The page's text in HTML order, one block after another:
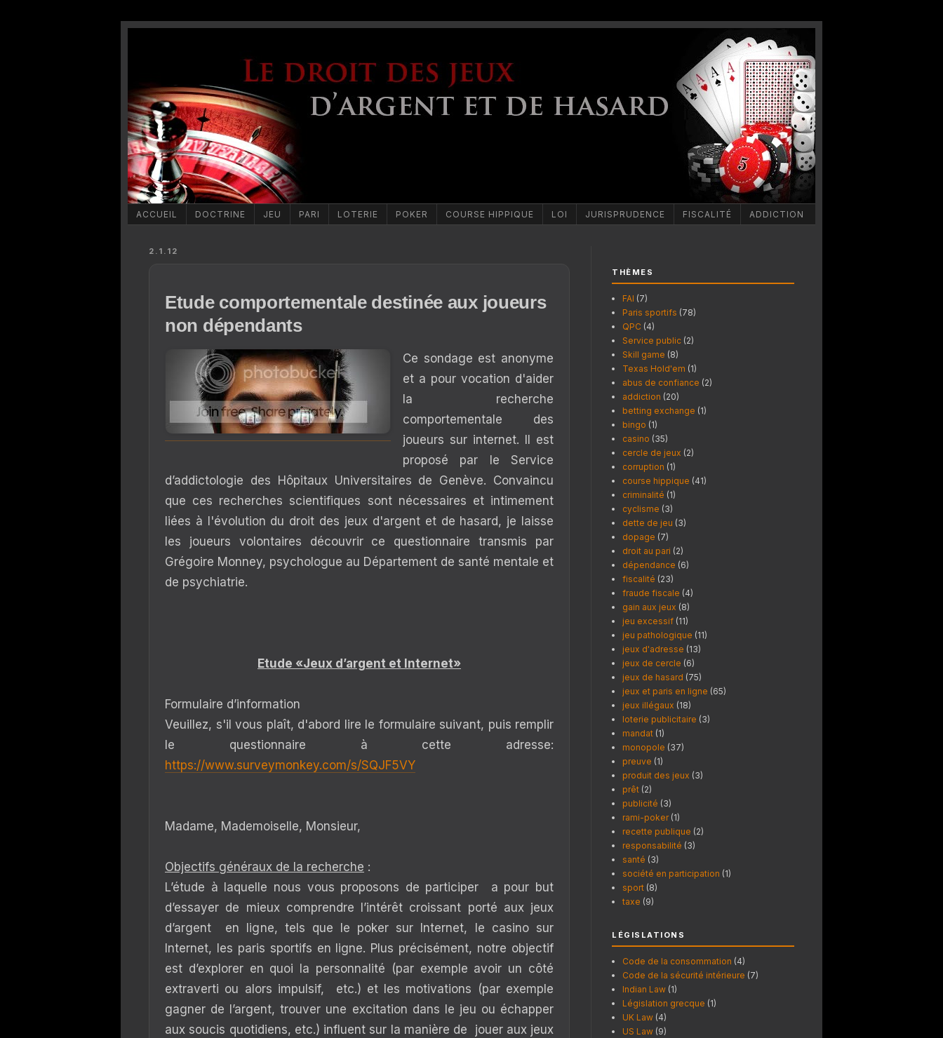
ACCUEIL DOCTRINE JEU PARI LOTERIE POKER COURSE HIPPIQUE LOI JURISPRUDENCE FISCALITÉ ADDICTION
2.1.12
Etude comportementale destinée aux joueurs
non dépendants
Ce sondage est anonyme
et a pour vocation d'aider
la recherche
comportementale des
joueurs sur internet. Il est
proposé par le Service
d’addictologie des Hôpitaux Universitaires de Genève. Convaincu
que ces recherches scientifiques sont nécessaires et intimement
liées à l'évolution du droit des jeux d'argent et de hasard, je laisse
les joueurs volontaires découvrir ce questionnaire transmis par
Grégoire Monney, psychologue au Département de santé mentale et
de psychiatrie.
Etude «Jeux d’argent et Internet»
Formulaire d’information
Veuillez, s'il vous plaît, d'abord lire le formulaire suivant, puis remplir
le questionnaire à cette adresse:
https://www.surveymonkey.com/s/SQJF5VY
Madame, Mademoiselle, Monsieur,
Objectifs généraux de la recherche :
L’étude à laquelle nous vous proposons de participer a pour but
d’essayer de mieux comprendre l’intérêt croissant porté aux jeux
d’argent en ligne, tels que le poker sur Internet, le casino sur
Internet, les paris sportifs en ligne. Plus précisément, notre objectif
est d’explorer en quoi la personnalité (par exemple avoir un côté
extraverti ou alors impulsif, etc.) et les motivations (par exemple
gagner de l’argent, trouver une excitation dans le jeu ou échapper
aux soucis quotidiens, etc.) influent sur la manière de jouer aux jeux
THÈMES
FAI (7)
Paris sportifs (78)
QPC (4)
Service public (2)
Skill game (8)
Texas Hold'em (1)
abus de confiance (2)
addiction (20)
betting exchange (1)
bingo (1)
casino (35)
cercle de jeux (2)
corruption (1)
course hippique (41)
criminalité (1)
cyclisme (3)
dette de jeu (3)
dopage (7)
droit au pari (2)
dépendance (6)
fiscalité (23)
fraude fiscale (4)
gain aux jeux (8)
jeu excessif (11)
jeu pathologique (11)
jeux d'adresse (13)
jeux de cercle (6)
jeux de hasard (75)
jeux et paris en ligne (65)
jeux illégaux (18)
loterie publicitaire (3)
mandat (1)
monopole (37)
preuve (1)
produit des jeux (3)
prêt (2)
publicité (3)
rami-poker (1)
recette publique (2)
responsabilité (3)
santé (3)
société en participation (1)
sport (8)
taxe (9)
LÉGISLATIONS
Code de la consommation (4)
Code de la sécurité intérieure (7)
Indian Law (1)
Législation grecque (1)
UK Law (4)
US Law (9)